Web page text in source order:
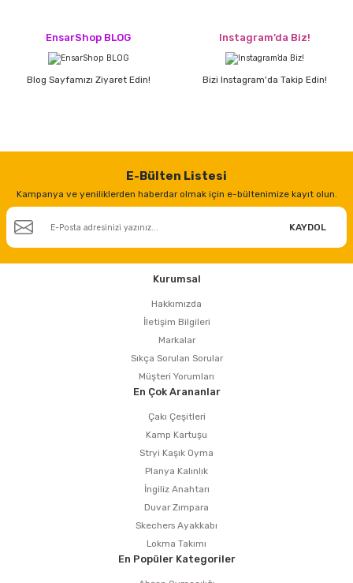
EnsarShop BLOG
Blog Sayfamızı Ziyaret Edin!
Instagram’da Biz!
Bizi Instagram'da Takip Edin!
E-Bülten Listesi
Kampanya ve yeniliklerden haberdar olmak için e-bültenimize kayıt olun.
KAYDOL
Kurumsal
Hakkımızda
İletişim Bilgileri
Markalar
Sıkça Sorulan Sorular
Müşteri Yorumları
En Çok Arananlar
Çakı Çeşitleri
Kamp Kartuşu
Stryi Kaşık Oyma
Planya Kalınlık
İngiliz Anahtarı
Duvar Zımpara
Skechers Ayakkabı
Lokma Takımı
En Popüler Kategoriler